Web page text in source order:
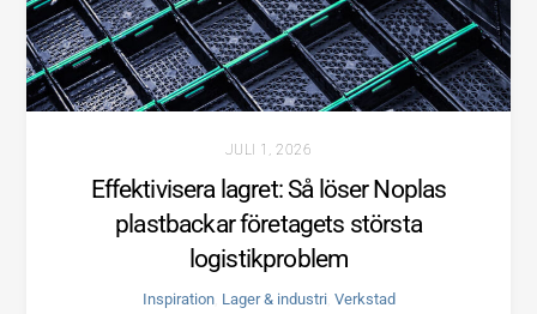
JULI 1, 2026
Effektivisera lagret: Så löser Noplas
plastbackar företagets största
logistikproblem
Inspiration, Lager & industri, Verkstad